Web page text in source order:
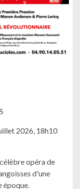
2026, 18h10
opéra de
d'une
époque.